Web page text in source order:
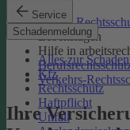
Service
Schadenmeldung
Alles zur
Kfz
Rechtsschutz
Haftpflicht
Unfall
Private
Lebenslagen
Hilfe in
Verkehrs-
Ihre